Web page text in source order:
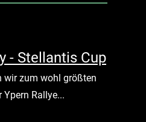
- Stellantis Cup
wir zum wohl größten
Rallye...